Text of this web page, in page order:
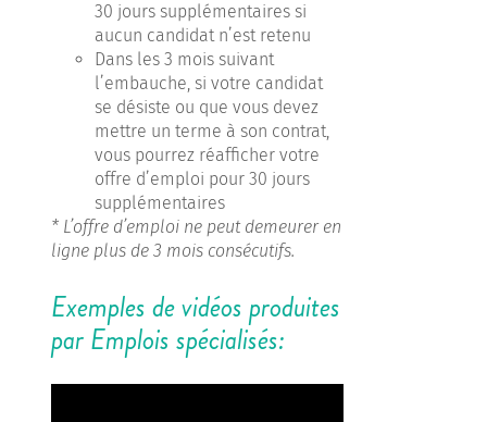
30 jours supplémentaires si
aucun candidat n’est retenu
Dans les 3 mois suivant
l’embauche, si votre candidat
se désiste ou que vous devez
mettre un terme à son contrat,
vous pourrez réafficher votre
offre d’emploi pour 30 jours
supplémentaires
* L’offre d’emploi ne peut demeurer en
ligne plus de 3 mois consécutifs.
Exemples de vidéos produites
par Emplois spécialisés: